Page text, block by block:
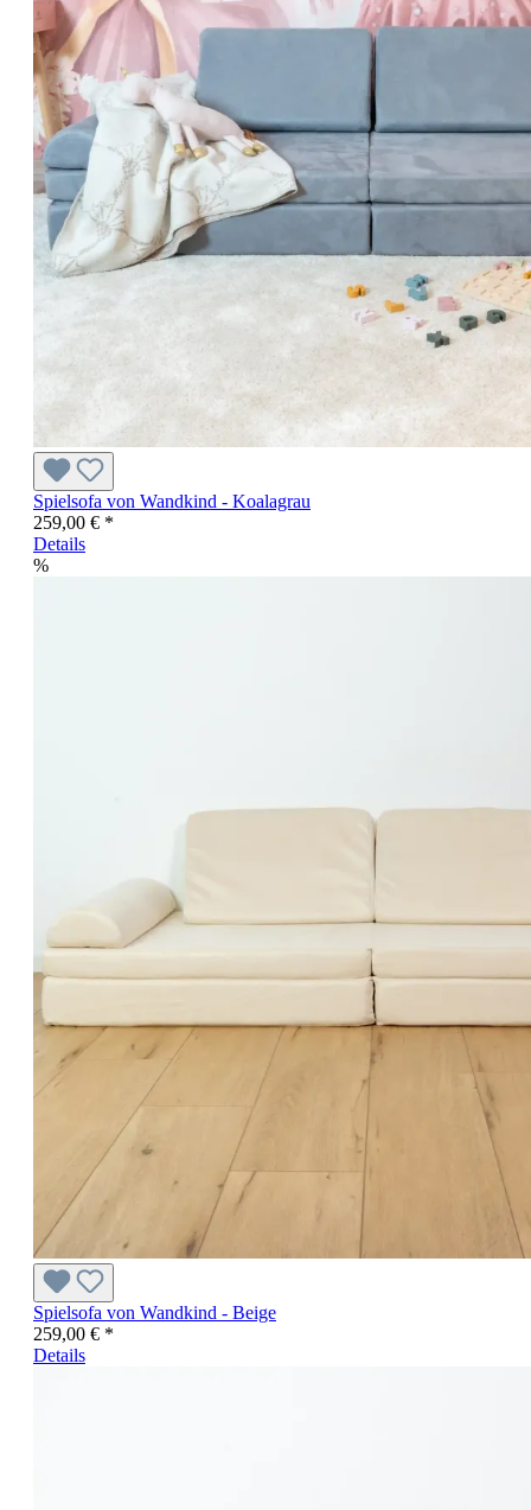
Spielsofa von Wandkind - Koalagrau
259,00 € *
Details
%
Spielsofa von Wandkind - Beige
259,00 € *
Details